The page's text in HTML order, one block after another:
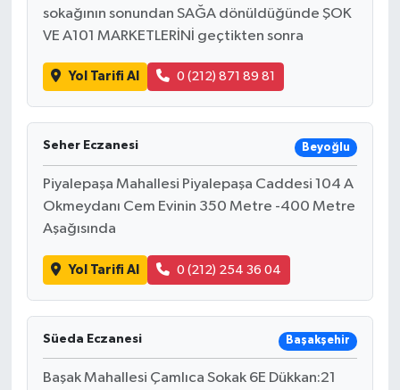
sokağının sonundan SAĞA dönüldüğünde ŞOK
VE A101 MARKETLERİNİ geçtikten sonra
Yol Tarifi Al 0 (212) 871 89 81
Seher Eczanesi Beyoğlu
Piyalepaşa Mahallesi Piyalepaşa Caddesi 104 A
Okmeydanı Cem Evinin 350 Metre -400 Metre
Aşağısında
Yol Tarifi Al 0 (212) 254 36 04
Süeda Eczanesi Başakşehir
Başak Mahallesi Çamlıca Sokak 6E Dükkan:21